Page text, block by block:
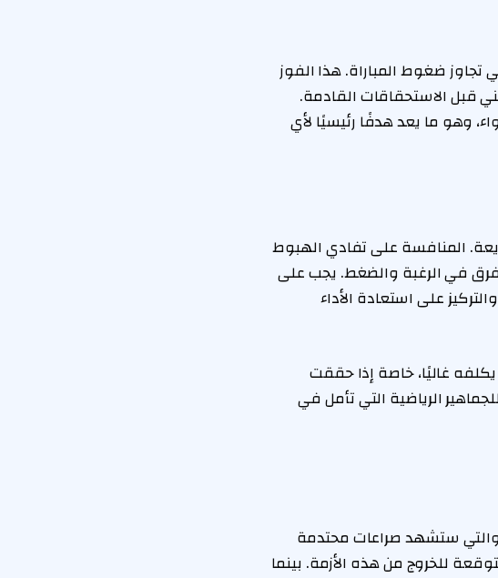
ضغوط المباراة. هذا الفوز
قبل الاستحقاقات القادمة.
وهو ما يعد هدفًا رئيسيًا لأي
المنافسة على تفادي الهبوط
في الرغبة والضغط. يجب على
على استعادة الأداء
يكلفه غاليًا، خاصة إذا حققت
الرياضية التي تأمل في
والتي ستشهد صراعات محتدمة
للخروج من هذه الأزمة. بينما